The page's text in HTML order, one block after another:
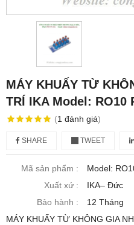
MÁY KHUẤY TỪ
TRÍ IKA Model: RO10
(1 đánh giá)
SHARE TWEET
Mã sản phẩm :
Model:
Xuất xứ :
IKA– Đức
Bảo hành :
12 Tháng
MÁY KHUẤY TỪ KHÔNG GIA